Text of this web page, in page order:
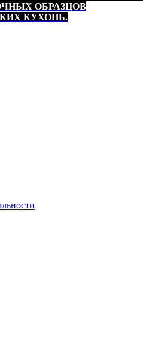
ОБРАЗЦОВ
КУХОНЬ.